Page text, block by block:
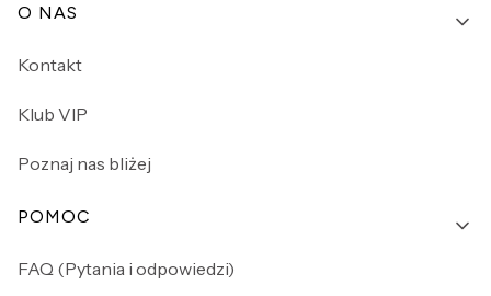
O NAS
Kontakt
Klub VIP
Poznaj nas bliżej
POMOC
FAQ (Pytania i odpowiedzi)